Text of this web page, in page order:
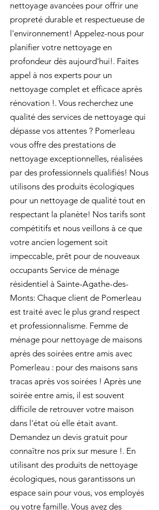
nettoyage avancées pour offrir une
propreté durable et respectueuse de
l'environnement! Appelez-nous pour
planifier votre nettoyage en
profondeur dès aujourd'hui!. Faites
appel à nos experts pour un
nettoyage complet et efficace après
rénovation !. Vous recherchez une
qualité des services de nettoyage qui
dépasse vos attentes ? Pomerleau
vous offre des prestations de
nettoyage exceptionnelles, réalisées
par des professionnels qualifiés! Nous
utilisons des produits écologiques
pour un nettoyage de qualité tout en
respectant la planète! Nos tarifs sont
compétitifs et nous veillons à ce que
votre ancien logement soit
impeccable, prêt pour de nouveaux
occupants Service de ménage
résidentiel à Sainte-Agathe-des-
Monts: Chaque client de Pomerleau
est traité avec le plus grand respect
et professionnalisme. Femme de
ménage pour nettoyage de maisons
après des soirées entre amis avec
Pomerleau : pour des maisons sans
tracas après vos soirées ! Après une
soirée entre amis, il est souvent
difficile de retrouver votre maison
dans l'état où elle était avant.
Demandez un devis gratuit pour
connaître nos prix sur mesure !. En
utilisant des produits de nettoyage
écologiques, nous garantissons un
espace sain pour vous, vos employés
ou votre famille. Vous avez des